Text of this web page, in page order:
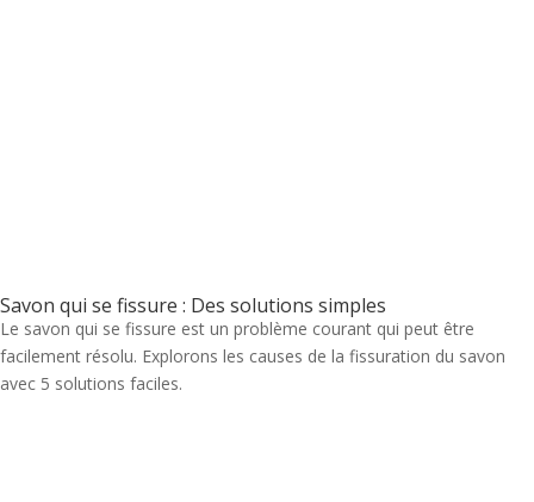
Savon qui se fissure : Des solutions simples
Le savon qui se fissure est un problème courant qui peut être
facilement résolu. Explorons les causes de la fissuration du savon
avec 5 solutions faciles.